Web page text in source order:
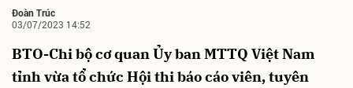
Đoàn Trúc
03/07/2023 14:52
BTO-Chi bộ cơ quan Ủy ban MTTQ Việt Nam
tỉnh vừa tổ chức Hội thi báo cáo viên, tuyên